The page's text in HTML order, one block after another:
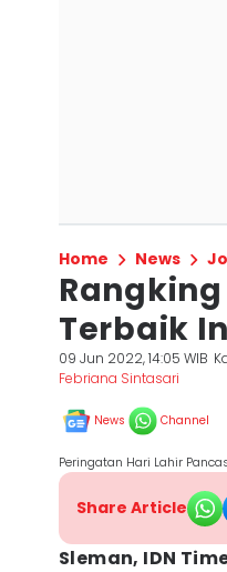
Home News
Rangking
Terbaik
09 Jun 2022, 14:05 WIB
Febriana Sintasari
News Channel
Peringatan Hari Lahir
Share Article
Sleman, IDN